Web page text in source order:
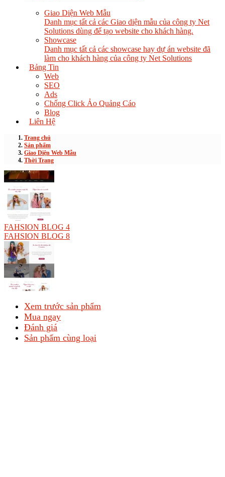
Giao Diện Web Mẫu
Danh mục tất cả các Giao diện mẫu của công ty Net
Solutions dùng để tạo website cho khách hàng.
Showcase
Danh mục tất cả các showcase hay dự án website đã
làm cho khách hàng của công ty Net Solutions
Bảng Tin
Web
SEO
Ads
Chống Click Ảo Quảng Cáo
Blog
Liên Hệ
Trang chủ
Sản phẩm
Giao Diện Web Mẫu
Thời Trang
FAHSION BLOG 4
FAHSION BLOG 8
Xem trước sản phẩm
Mua ngay
Đánh giá
Sản phẩm cùng loại